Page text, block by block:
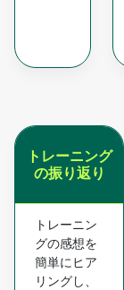
トレーニング
の振り返り
トレーニン
グの感想を
簡単にヒア
リングし、